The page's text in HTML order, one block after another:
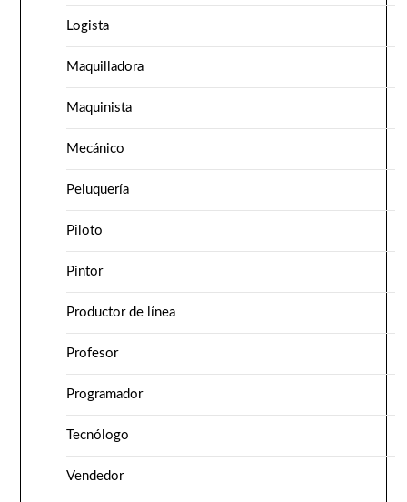
Logista
Maquilladora
Maquinista
Mecánico
Peluquería
Piloto
Pintor
Productor de línea
Profesor
Programador
Tecnólogo
Vendedor